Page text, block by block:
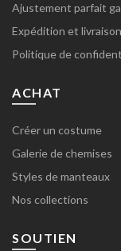
Ajustement parfait
Expédition et livraison
Politique de
ACHAT
Créer un costume
Galerie de chemises
Styles de manteaux
Nos collections
SOUTIEN